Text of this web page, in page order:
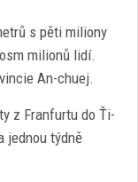
s pěti miliony
milionů lidí.
An-chuej.
z Franfurtu do Ťi-
jednou týdně